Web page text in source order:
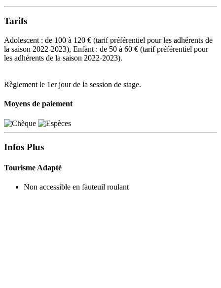
Tarifs
Adolescent : de 100 à 120 € (tarif préférentiel pour les adhérents de
la saison 2022-2023), Enfant : de 50 à 60 € (tarif préférentiel pour
les adhérents de la saison 2022-2023).
Règlement le 1er jour de la session de stage.
Moyens de paiement
Infos Plus
Tourisme Adapté
Non accessible en fauteuil roulant